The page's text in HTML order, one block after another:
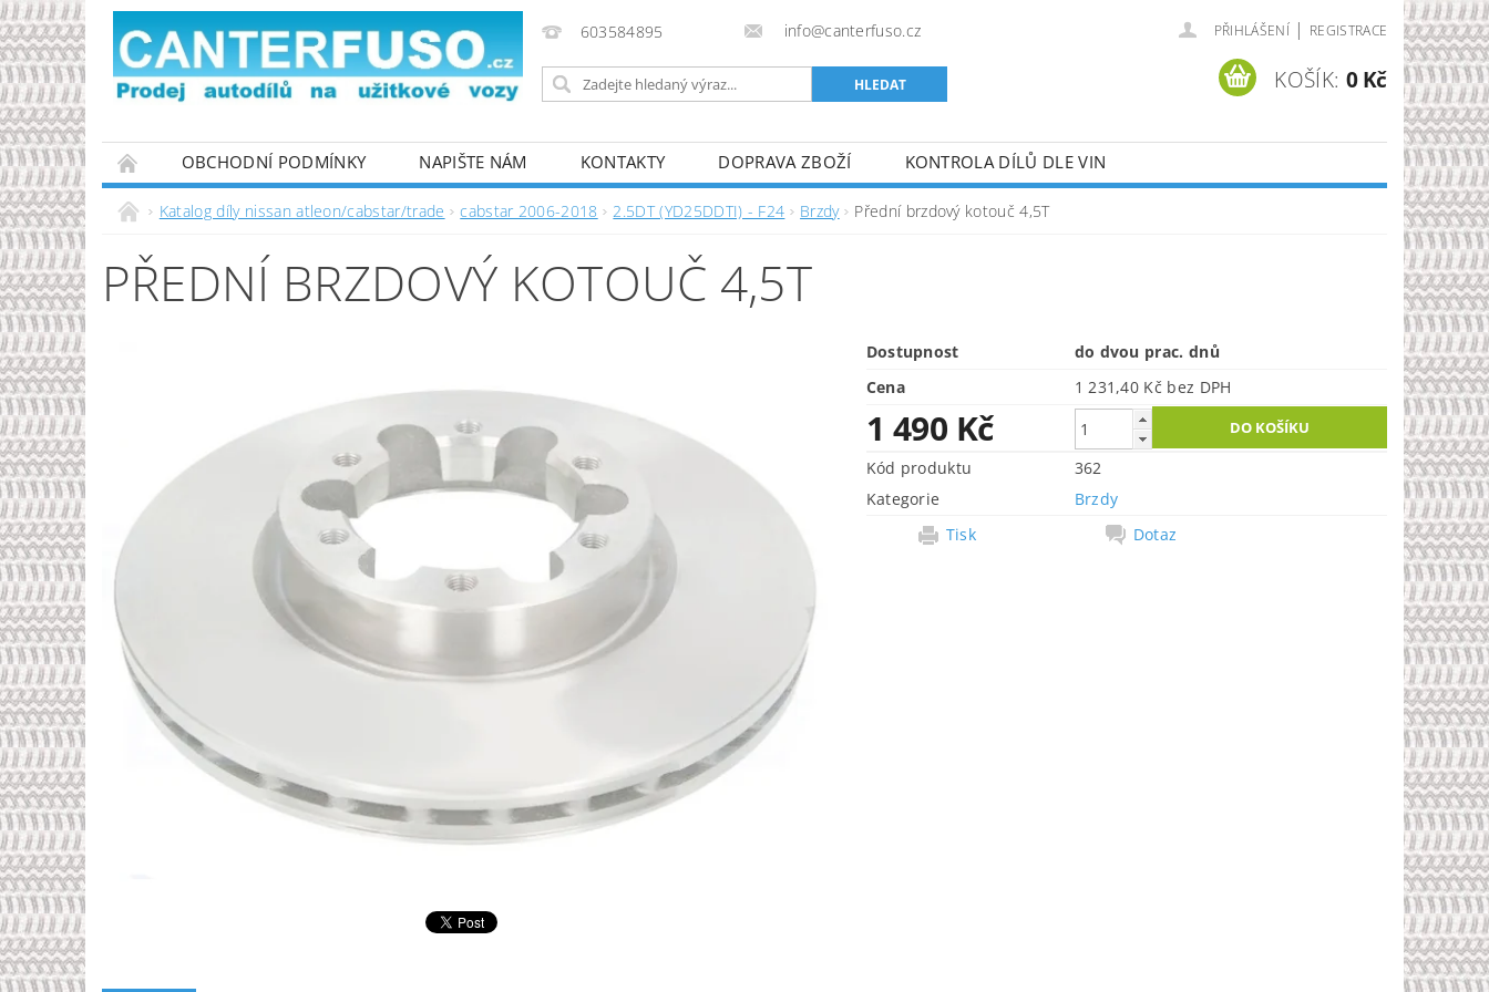
603584895 info@canterfuso.cz PŘIHLÁŠENÍ | REGISTRACE
KOŠÍK: 0 Kč
OBCHODNÍ PODMÍNKY NAPIŠTE NÁM KONTAKTY DOPRAVA ZBOŽÍ
KONTROLA DÍLŮ DLE VIN
PODMÍNKY OCHRANY OSOBNÍCH ÚDAJŮ
Katalog díly nissan atleon/cabstar/trade cabstar 2006-2018 2.5DT (YD25DDTI) - F24 Brzdy Přední brzdový kotouč 4,5T
PŘEDNÍ BRZDOVÝ KOTOUČ 4,5T
Dostupnost
do dvou prac. dnů
Cena
1 231,40 Kč bez DPH
1 490 Kč
Kód produktu
362
Kategorie
Brzdy
Tisk
Dotaz